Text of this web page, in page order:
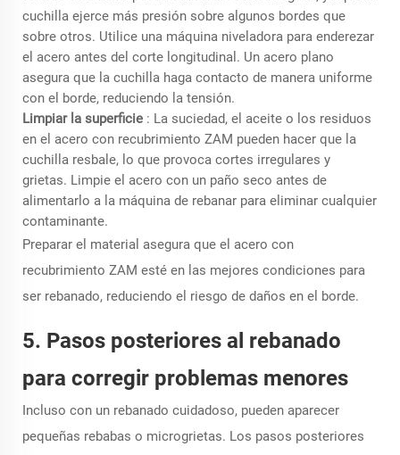
cuchilla ejerce más presión sobre algunos bordes que
sobre otros. Utilice una máquina niveladora para enderezar
el acero antes del corte longitudinal. Un acero plano
asegura que la cuchilla haga contacto de manera uniforme
con el borde, reduciendo la tensión.
Limpiar la superficie : La suciedad, el aceite o los residuos
en el acero con recubrimiento ZAM pueden hacer que la
cuchilla resbale, lo que provoca cortes irregulares y
grietas. Limpie el acero con un paño seco antes de
alimentarlo a la máquina de rebanar para eliminar cualquier
contaminante.
Preparar el material asegura que el acero con
recubrimiento ZAM esté en las mejores condiciones para
ser rebanado, reduciendo el riesgo de daños en el borde.
5. Pasos posteriores al rebanado
para corregir problemas menores
Incluso con un rebanado cuidadoso, pueden aparecer
pequeñas rebabas o microgrietas. Los pasos posteriores